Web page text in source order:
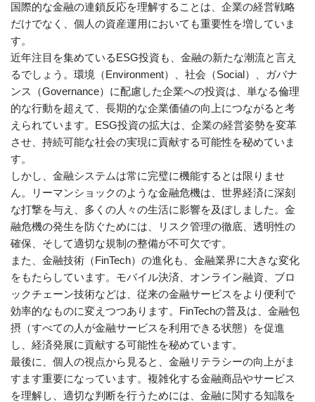
国際的な金融の連鎖反応を理解することは、企業の経営戦略
だけでなく、個人の資産運用においても重要性を増していま
す。
近年注目を集めているESG投資も、金融の新たな潮流と言え
るでしょう。環境（Environment）、社会（Social）、ガバナ
ンス（Governance）に配慮した企業への投資は、単なる倫理
的な行動を超えて、長期的な企業価値の向上につながると考
えられています。ESG投資の拡大は、企業の経営姿勢を変革
させ、持続可能な社会の実現に貢献する可能性を秘めていま
す。
しかし、金融システムは常に完璧に機能するとは限りませ
ん。リーマンショックのような金融危機は、世界経済に深刻
な打撃を与え、多くの人々の生活に影響を及ぼしました。金
融危機の発生を防ぐためには、リスク管理の徹底、透明性の
確保、そして適切な規制の整備が不可欠です。
また、金融技術（FinTech）の進化も、金融業界に大きな変化
をもたらしています。モバイル決済、オンライン融資、ブロ
ックチェーン技術などは、従来の金融サービスをより便利で
効率的なものに変えつつあります。FinTechの普及は、金融包
摂（すべての人が金融サービスを利用できる状態）を促進
し、経済発展に貢献する可能性を秘めています。
最後に、個人の視点から見ると、金融リテラシーの向上がま
すます重要になっています。複雑化する金融商品やサービス
を理解し、適切な判断を行うためには、金融に関する知識を